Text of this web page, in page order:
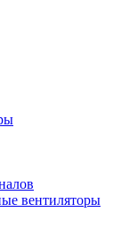
вентиляторы